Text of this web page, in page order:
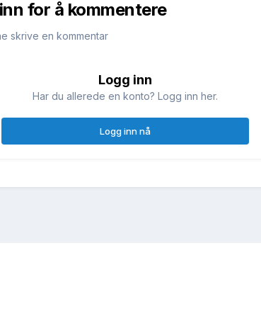
for å kommentere
skrive en kommentar
Logg inn
Har du allerede en konto? Logg inn her.
Logg inn nå